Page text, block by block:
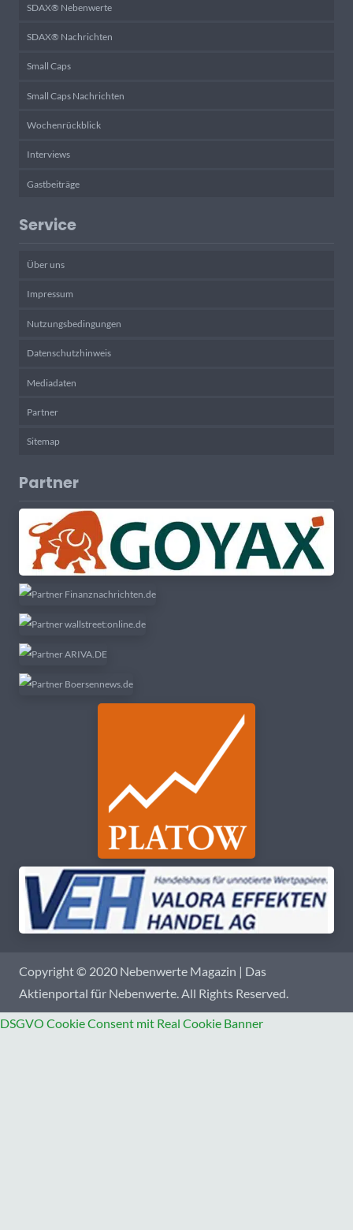
SDAX® Nebenwerte
SDAX® Nachrichten
Small Caps
Small Caps Nachrichten
Wochenrückblick
Interviews
Gastbeiträge
Service
Über uns
Impressum
Nutzungsbedingungen
Datenschutzhinweis
Mediadaten
Partner
Sitemap
Partner
Copyright © 2020 Nebenwerte Magazin | Das
Aktienportal für Nebenwerte. All Rights Reserved.
DSGVO Cookie Consent mit Real Cookie Banner